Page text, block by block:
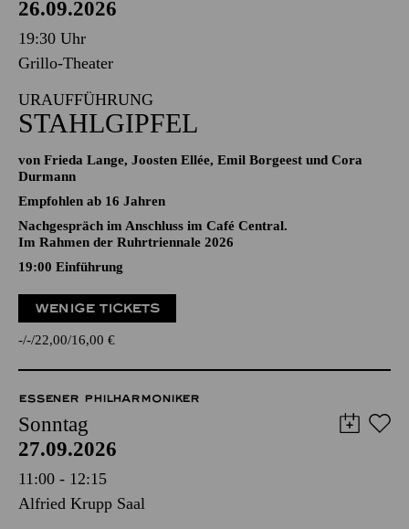
26.09.2026
19:30 Uhr
Grillo-Theater
URAUFFÜHRUNG
STAHLGIPFEL
von Frieda Lange, Joosten Ellée, Emil Borgeest und Cora
Durmann
Empfohlen ab 16 Jahren
Nachgespräch im Anschluss im Café Central.
Im Rahmen der Ruhrtriennale 2026
19:00 Einführung
WENIGE TICKETS
- - 22,00 16,00 €
ESSENER PHILHARMONIKER
Sonntag
27.09.2026
11:00 - 12:15
Alfried Krupp Saal